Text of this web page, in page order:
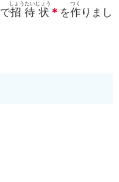
で招待状
しょうたいじょう
＊ を作
つく
りまし